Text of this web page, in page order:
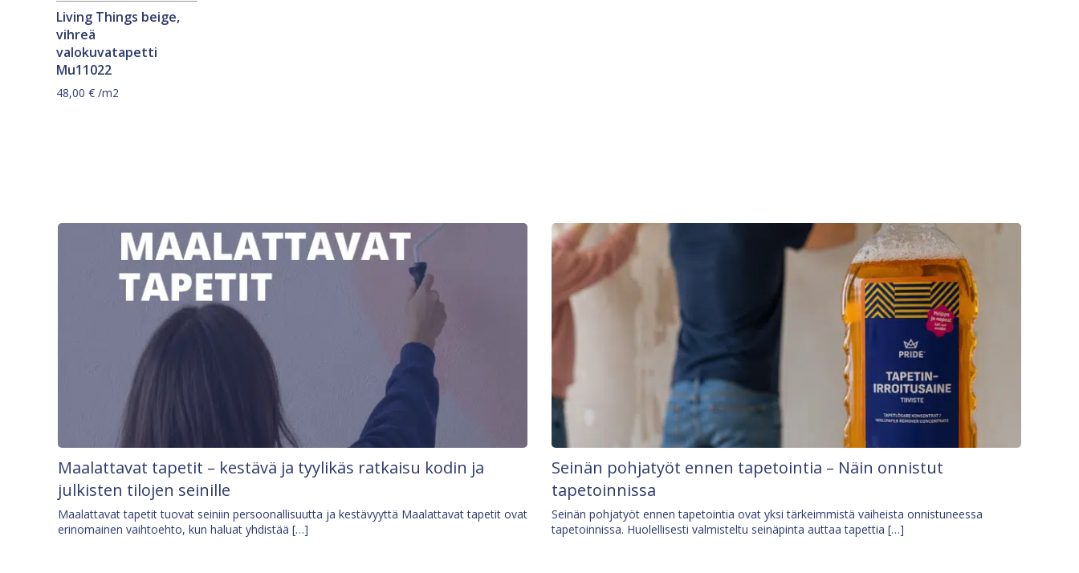
Living Things beige,
vihreä
valokuvatapetti
Mu11022
48,00 € /m2
Maalattavat tapetit – kestävä ja tyylikäs ratkaisu kodin ja
julkisten tilojen seinille
Maalattavat tapetit tuovat seiniin persoonallisuutta ja kestävyyttä Maalattavat tapetit ovat
erinomainen vaihtoehto, kun haluat yhdistää […]
Seinän pohjatyöt ennen tapetointia – Näin onnistut
tapetoinnissa
Seinän pohjatyöt ennen tapetointia ovat yksi tärkeimmistä vaiheista onnistuneessa
tapetoinnissa. Huolellisesti valmisteltu seinäpinta auttaa tapettia […]